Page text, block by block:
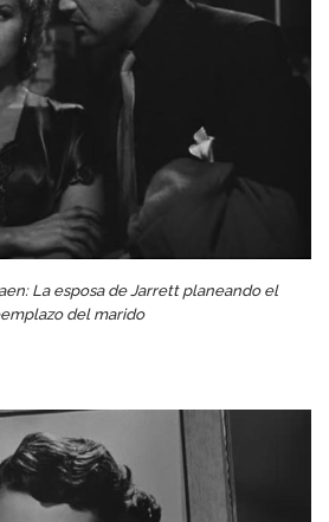
La esposa de Jarrett planeando el
del marido